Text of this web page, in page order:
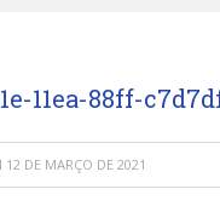
11ea-88ff-
12 DE MARÇO DE 2021